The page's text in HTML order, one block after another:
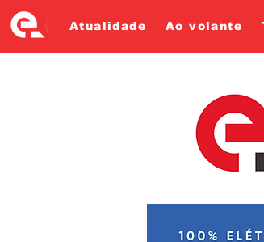
Atualidade Ao volante